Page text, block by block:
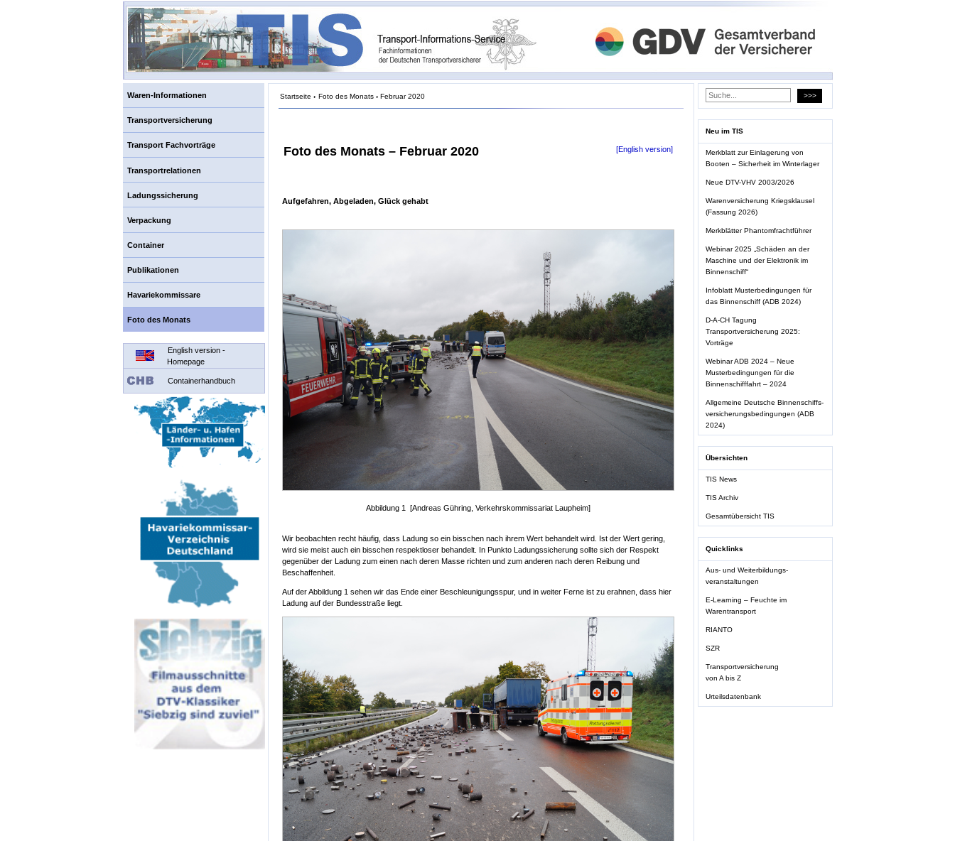
Waren-Informationen
Transportversicherung
Transport Fachvorträge
Transportrelationen
Ladungssicherung
Verpackung
Container
Publikationen
Havariekommissare
Foto des Monats
English version -
Homepage
Containerhandbuch
Startseite › Foto des Monats › Februar 2020
Foto des Monats – Februar 2020 [English version]
Aufgefahren, Abgeladen, Glück gehabt
Abbildung 1 [Andreas Gühring, Verkehrskommissariat Laupheim]
Wir beobachten recht häufig, dass Ladung so ein bisschen nach ihrem Wert behandelt wird. Ist der Wert gering,
wird sie meist auch ein bisschen respektloser behandelt. In Punkto Ladungssicherung sollte sich der Respekt
gegenüber der Ladung zum einen nach deren Masse richten und zum anderen nach deren Reibung und
Beschaffenheit.
Auf der Abbildung 1 sehen wir das Ende einer Beschleunigungsspur, und in weiter Ferne ist zu erahnen, dass hier
Ladung auf der Bundesstraße liegt.
Neu im TIS
Merkblatt zur Einlagerung von
Booten – Sicherheit im Winterlager
Neue DTV-VHV 2003/2026
Warenversicherung Kriegsklausel
(Fassung 2026)
Merkblätter Phantomfrachtführer
Webinar 2025 „Schäden an der
Maschine und der Elektronik im
Binnenschiff“
Infoblatt Musterbedingungen für
das Binnenschiff (ADB 2024)
D-A-CH Tagung
Transportversicherung 2025:
Vorträge
Webinar ADB 2024 – Neue
Musterbedingungen für die
Binnenschifffahrt – 2024
Allgemeine Deutsche Binnenschiffs-
versicherungsbedingungen (ADB
2024)
Übersichten
TIS News
TIS Archiv
Gesamtübersicht TIS
Quicklinks
Aus- und Weiterbildungs-
veranstaltungen
E-Learning – Feuchte im
Warentransport
RIANTO
SZR
Transportversicherung
von A bis Z
Urteilsdatenbank